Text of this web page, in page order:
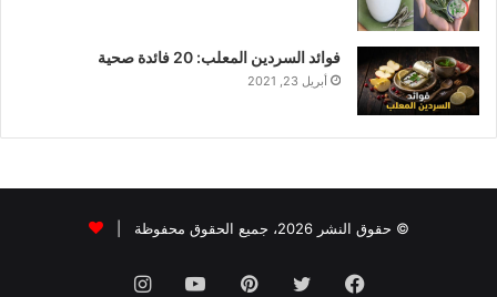
فوائد السردين المعلب: 20 فائدة صحية
أبريل 23, 2021
© حقوق النشر 2026، جميع الحقوق محفوظة |
فيسبوك تويتر بينتيريستيوتيوبانستقرام